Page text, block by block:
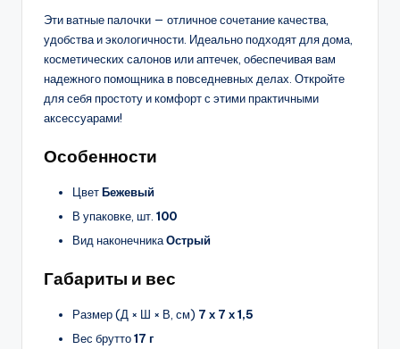
Эти ватные палочки — отличное сочетание качества,
удобства и экологичности. Идеально подходят для дома,
косметических салонов или аптечек, обеспечивая вам
надежного помощника в повседневных делах. Откройте
для себя простоту и комфорт с этими практичными
аксессуарами!
Особенности
ЦветБежевый
В упаковке, шт. 100
Вид наконечникаОстрый
Габариты и вес
Размер (Д × Ш × В, см) 7 х 7 х 1,5
Вес брутто17 г